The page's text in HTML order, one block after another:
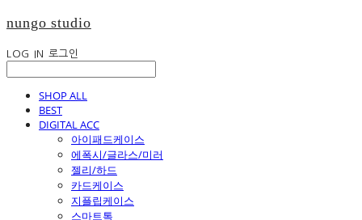
nungo studio
LOG IN 로그인
SHOP ALL
BEST
DIGITAL ACC
아이패드케이스
에폭시/글라스/미러
젤리/하드
카드케이스
지플립케이스
스마트톡